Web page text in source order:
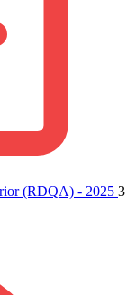
(RDQA) - 2025 3